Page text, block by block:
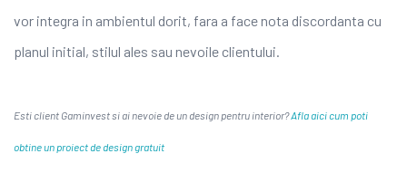
vor integra in ambientul dorit, fara a face nota discordanta cu
planul initial, stilul ales sau nevoile clientului.
Esti client Gaminvest si ai nevoie de un design pentru interior?Afla aici cum poti
obtine un proiect de design gratuit